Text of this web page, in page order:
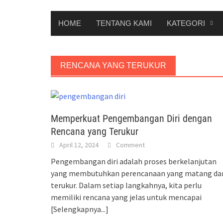
HOME TENTANG KAMI KATEGORI
RENCANA YANG TERUKUR
Memperkuat Pengembangan Diri dengan
Rencana yang Terukur
April 12, 2024 Comment
Pengembangan diri adalah proses berkelanjutan
yang membutuhkan perencanaan yang matang
terukur. Dalam setiap langkahnya, kita perlu
memiliki rencana yang jelas untuk mencapai
[Selengkapnya...]